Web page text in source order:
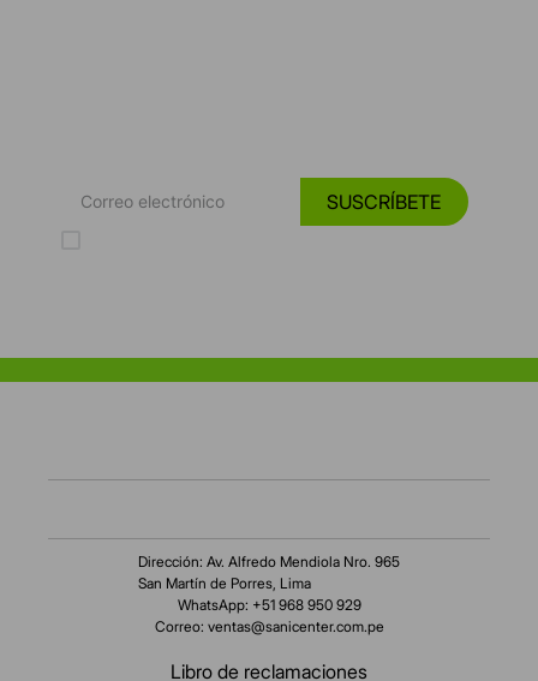
SUSCRÍBETE
Dirección: Av. Alfredo Mendiola Nro. 965
San Martín de Porres, Lima
WhatsApp: +51 968 950 929
Correo: ventas@sanicenter.com.pe
Libro de reclamaciones